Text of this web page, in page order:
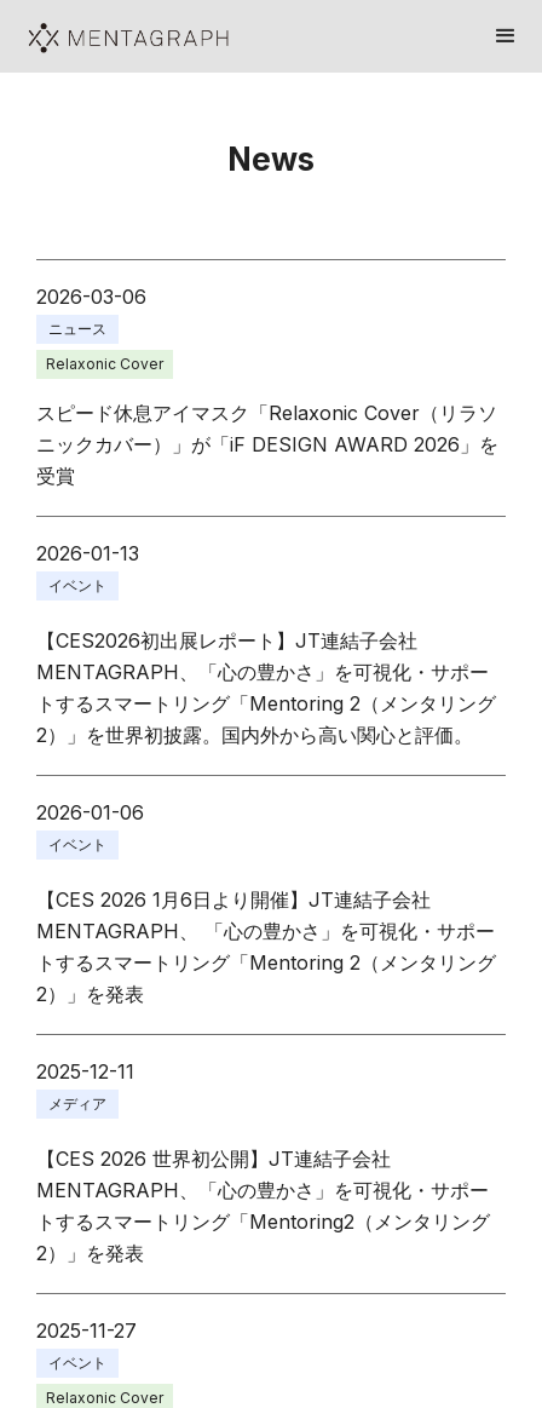
News
2026-03-06
ニュース
Relaxonic Cover
スピード休息アイマスク「Relaxonic Cover（リラソ
ニックカバー）」が「iF DESIGN AWARD 2026」を
受賞
2026-01-13
イベント
【CES2026初出展レポート】JT連結子会社
MENTAGRAPH、「心の豊かさ」を可視化・サポー
トするスマートリング「Mentoring 2（メンタリング
2）」を世界初披露。国内外から高い関心と評価。
2026-01-06
イベント
【CES 2026 1月6日より開催】JT連結子会社
MENTAGRAPH、 「心の豊かさ」を可視化・サポー
トするスマートリング「Mentoring 2（メンタリング
2）」を発表
2025-12-11
メディア
【CES 2026 世界初公開】JT連結子会社
MENTAGRAPH、「心の豊かさ」を可視化・サポー
トするスマートリング「Mentoring2（メンタリング
2）」を発表
2025-11-27
イベント
Relaxonic Cover